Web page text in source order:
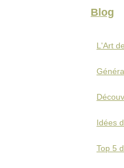
Blog
L'Art
Idées
Top 5